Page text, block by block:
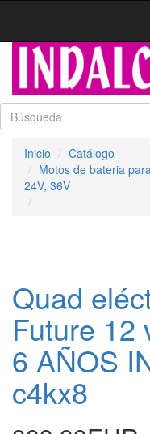
Inicio
Catálogo
Motos de bateria
24V, 36V
Quad
Future 12
6 AÑOS
c4kx8